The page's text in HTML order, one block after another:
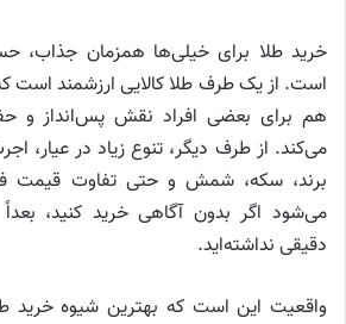
خرید طلا برای خیلی‌ها همزمان جذاب،
است. از یک طرف طلا کالایی ارزشمند است
هم برای بعضی افراد نقش پس‌انداز و
می‌کند. از طرف دیگر، تنوع زیاد در عیار،
برند، سکه، شمش و حتی تفاوت قیمت
می‌شود اگر بدون آگاهی خرید کنید،
دقیقی نداشته‌اید.
واقعیت این است که بهترین شیوه خرید